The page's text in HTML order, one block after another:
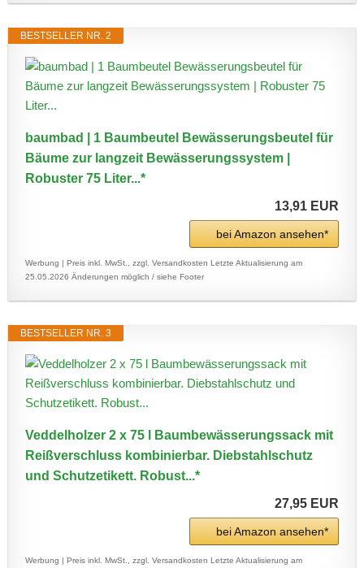
BESTSELLER NR. 2
baumbad | 1 Baumbeutel Bewässerungsbeutel für
Bäume zur langzeit Bewässerungssystem |
Robuster 75 Liter...*
13,91 EUR
bei Amazon ansehen*
Werbung | Preis inkl. MwSt., zzgl. Versandkosten Letzte Aktualisierung am
25.05.2026 Änderungen möglich / siehe Footer
BESTSELLER NR. 3
Veddelholzer 2 x 75 l Baumbewässerungssack mit
Reißverschluss kombinierbar. Diebstahlschutz
und Schutzetikett. Robust...*
27,95 EUR
bei Amazon ansehen*
Werbung | Preis inkl. MwSt., zzgl. Versandkosten Letzte Aktualisierung am